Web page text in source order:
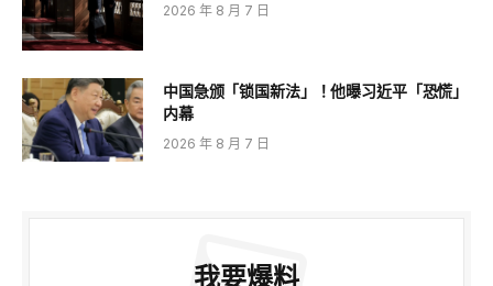
2026 年 8 月 7 日
中国急颁「锁国新法」！他曝习近平「恐慌」
内幕
2026 年 8 月 7 日
我要爆料